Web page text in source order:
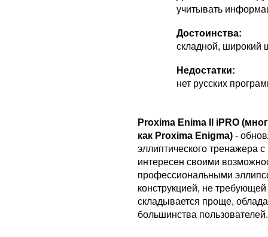
учитывать
Достоинства:
складной, широкий
Недостатки:
нет русских
Proxima Enima II iPRO
как Proxima Enigma) -
эллиптического тренажера
интересен своими
профессиональными
конструкцией, не
складывается проще,
большинства пользователей.